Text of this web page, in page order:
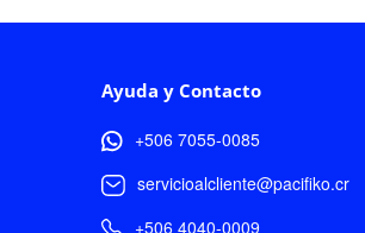
Ayuda y Contacto
+506 7055-0085
servicioalcliente@pacifiko.cr
+506 4040-0009